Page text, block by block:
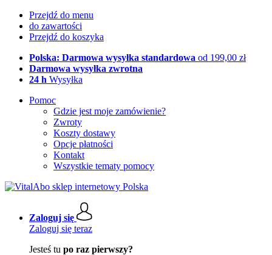
Przejdź do menu
do zawartości
Przejdź do koszyka
Polska: Darmowa wysyłka standardowa od 199,00 zł
Darmowa wysyłka zwrotna
24 h Wysyłka
Pomoc
Gdzie jest moje zamówienie?
Zwroty
Koszty dostawy
Opcje płatności
Kontakt
Wszystkie tematy pomocy
Zaloguj się
Zaloguj się teraz
Jesteś tu po raz pierwszy?